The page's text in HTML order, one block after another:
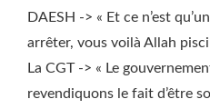
DAESH -> « Et ce n’est
arrêter, vous voilà Allah
La CGT -> « Le
revendiquons le fait d’être